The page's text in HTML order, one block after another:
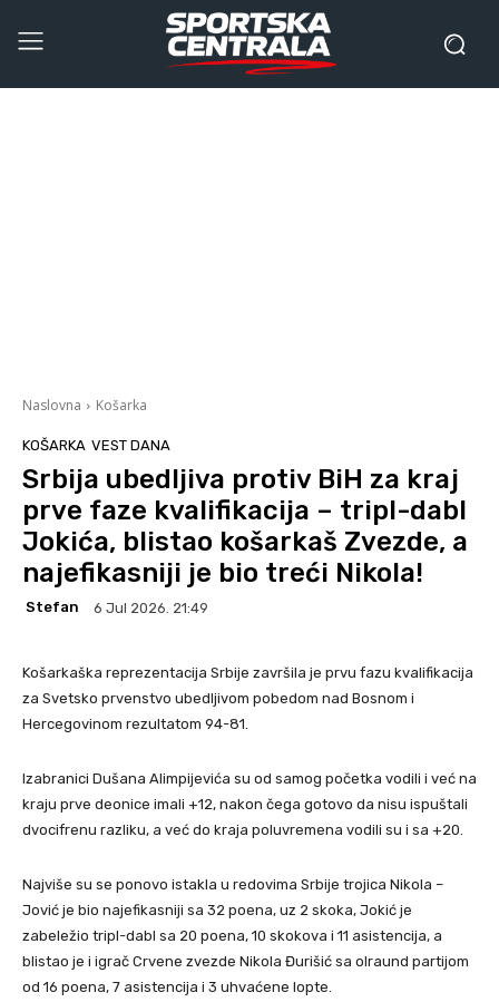
Naslovna Košarka
KOŠARKA VEST DANA
Srbija ubedljiva protiv BiH za kraj
prve faze kvalifikacija – tripl-dabl
Jokića, blistao košarkaš Zvezde, a
najefikasniji je bio treći Nikola!
Stefan 6 Jul 2026. 21:49
Košarkaška reprezentacija Srbije završila je prvu fazu kvalifikacija
za Svetsko prvenstvo ubedljivom pobedom nad Bosnom i
Hercegovinom rezultatom 94-81.
Izabranici Dušana Alimpijevića su od samog početka vodili i već na
kraju prve deonice imali +12, nakon čega gotovo da nisu ispuštali
dvocifrenu razliku, a već do kraja poluvremena vodili su i sa +20.
Najviše su se ponovo istakla u redovima Srbije trojica Nikola –
Jović je bio najefikasniji sa 32 poena, uz 2 skoka, Jokić je
zabeležio tripl-dabl sa 20 poena, 10 skokova i 11 asistencija, a
blistao je i igrač Crvene zvezde Nikola Đurišić sa olraund partijom
od 16 poena, 7 asistencija i 3 uhvaćene lopte.